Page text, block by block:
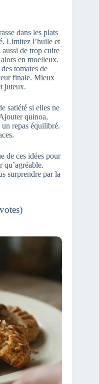
dans les plats
Limitez l’huile et
de trop cuire
en moelleux.
tomates de
finale. Mieux
juteux.
satiété si elles ne
quinoa,
repas équilibré.
de ces idées pour
qu’agréable.
surprendre par la